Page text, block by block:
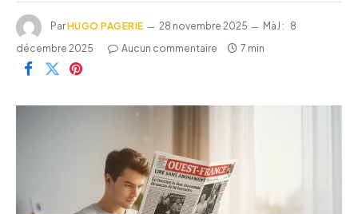
ParHUGO PAGERIE 28 novembre 2025 MàJ : 8
décembre 2025
Aucun commentaire 7 min